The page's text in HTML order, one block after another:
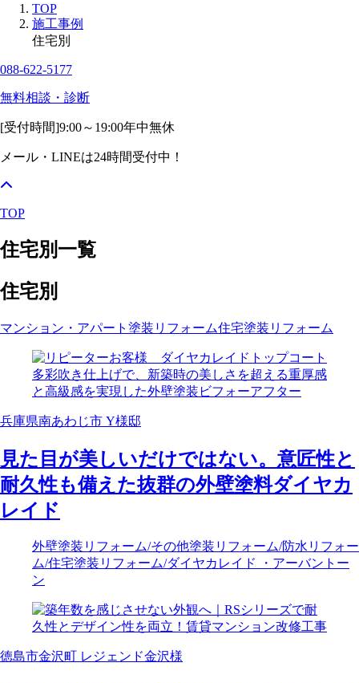
TOP
施工事例
住宅別
088-622-5177
無料相談・診断
[受付時間]9:00～19:00年中無休
メール・LINEは24時間受付中！
TOP
住宅別一覧
住宅別
マンション・アパート塗装リフォーム住宅塗装リフォーム
兵庫県南あわじ市 Y様邸
見た目が美しいだけではない。意匠性と
耐久性も備えた抜群の外壁塗料ダイヤカ
レイド
外壁塗装リフォーム/その他塗装リフォーム/防水リフォー
ム/住宅塗装リフォーム/ダイヤカレイド ・アーバントー
ン
徳島市金沢町 レジェンド金沢様